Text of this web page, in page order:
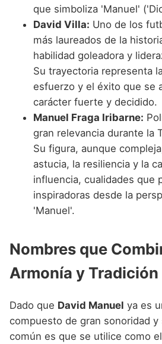
que simboliza 'Manuel'
David Villa: Uno de los
más laureados de la
habilidad goleadora y
Su trayectoria representa
esfuerzo y el éxito que se
carácter fuerte y decidido.
Manuel Fraga Iribarne:
gran relevancia durante la
Su figura, aunque
astucia, la resiliencia y la
influencia, cualidades que
inspiradoras desde la
'Manuel'.
Nombres que
Armonía y Tradición
Dado que David Manuel ya es
compuesto de gran sonoridad y
común es que se utilice como